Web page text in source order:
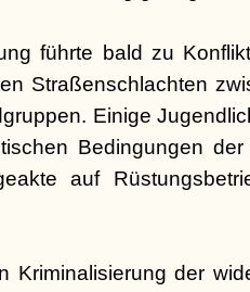
führte bald zu
Straßenschlachten
Einige
Bedingungen
auf
Kriminalisierung der